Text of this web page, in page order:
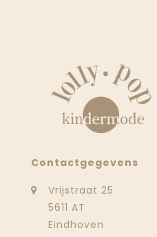
Contactgegevens
Vrijstraat 25
5611 AT
Eindhoven